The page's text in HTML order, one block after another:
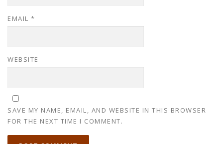
EMAIL *
WEBSITE
SAVE MY NAME, EMAIL, AND WEBSITE IN THIS BROWSER
FOR THE NEXT TIME I COMMENT.